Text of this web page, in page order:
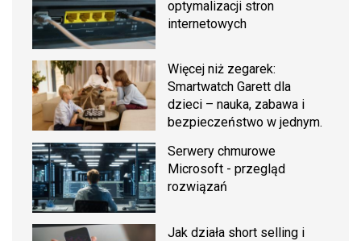
optymalizacji stron
internetowych
Więcej niż zegarek:
Smartwatch Garett dla
dzieci – nauka, zabawa i
bezpieczeństwo w jednym.
Serwery chmurowe
Microsoft - przegląd
rozwiązań
Jak działa short selling i